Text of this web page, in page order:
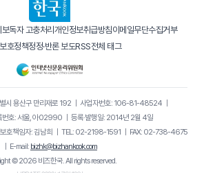
보독자 고충처리 개인정보취급방침이메일무단수집거부
호정책정정·반론 보도RSS전체 태그
시 용산구 만리재로 192｜ 사업자번호: 106-81-48524｜
번호: 서울, 아02990 ｜ 등록·발행일: 2014년 2월 4일
호책임자: 김남희 ｜ TEL: 02-2198-1591 ｜ FAX: 02-738-4675
｜ E-mail: bizhk@bizhankook.com
© 2026 비즈한국. All rights reserved.